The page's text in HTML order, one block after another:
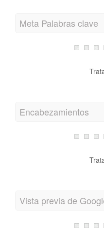
Meta Palabras clave
Encabezamientos
Vista previa de